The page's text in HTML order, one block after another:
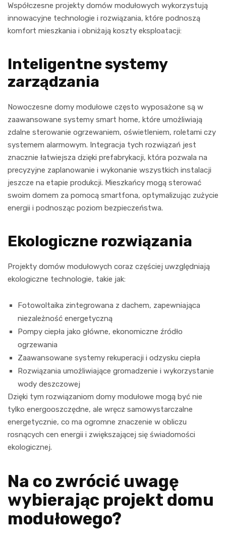
Współczesne projekty domów modułowych wykorzystują
innowacyjne technologie i rozwiązania, które podnoszą
komfort mieszkania i obniżają koszty eksploatacji:
Inteligentne systemy
zarządzania
Nowoczesne domy modułowe często wyposażone są w
zaawansowane systemy smart home, które umożliwiają
zdalne sterowanie ogrzewaniem, oświetleniem, roletami czy
systemem alarmowym. Integracja tych rozwiązań jest
znacznie łatwiejsza dzięki prefabrykacji, która pozwala na
precyzyjne zaplanowanie i wykonanie wszystkich instalacji
jeszcze na etapie produkcji. Mieszkańcy mogą sterować
swoim domem za pomocą smartfona, optymalizując zużycie
energii i podnosząc poziom bezpieczeństwa.
Ekologiczne rozwiązania
Projekty domów modułowych coraz częściej uwzględniają
ekologiczne technologie, takie jak:
Fotowoltaika zintegrowana z dachem, zapewniająca
niezależność energetyczną
Pompy ciepła jako główne, ekonomiczne źródło
ogrzewania
Zaawansowane systemy rekuperacji i odzysku ciepła
Rozwiązania umożliwiające gromadzenie i wykorzystanie
wody deszczowej
Dzięki tym rozwiązaniom domy modułowe mogą być nie
tylko energooszczędne, ale wręcz samowystarczalne
energetycznie, co ma ogromne znaczenie w obliczu
rosnących cen energii i zwiększającej się świadomości
ekologicznej.
Na co zwrócić uwagę
wybierając projekt domu
modułowego?